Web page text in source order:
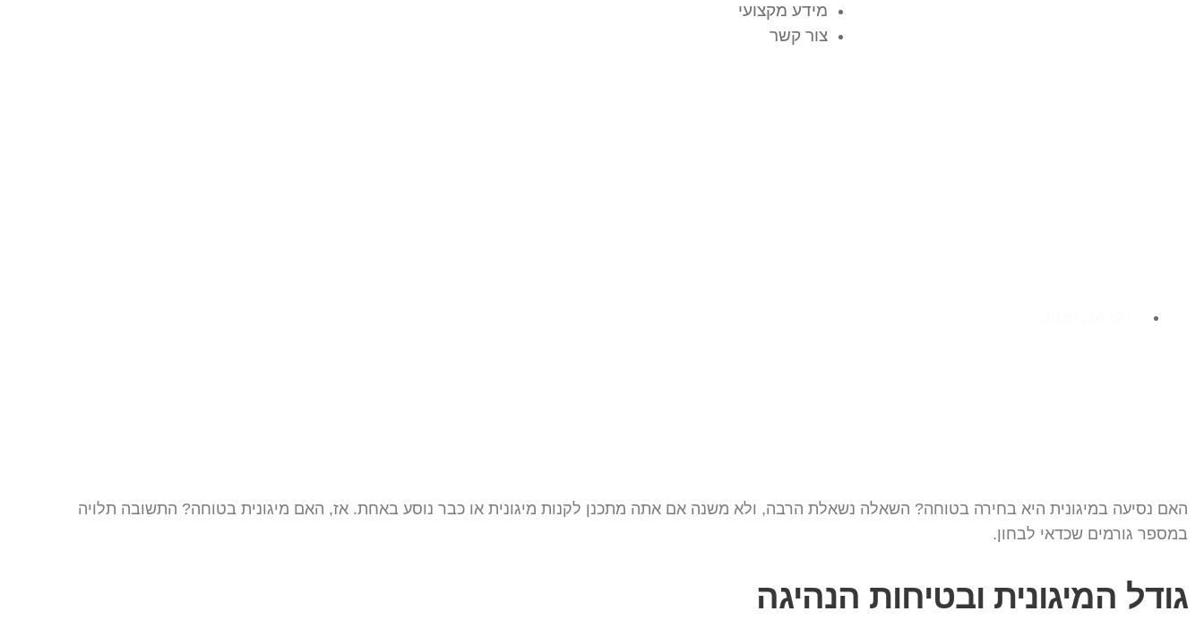
מידע מקצועי
צור קשר
האם נסיעה במיגונית היא בחירה בטוחה? השאלה נשאלת הרבה, ולא משנה אם אתה מתכנן לקנות מיגונית או כבר נוסע באחת. אז, האם מיגונית בטוחה? התשובה תלויה
במספר גורמים שכדאי לבחון.
גודל המיגונית ובטיחות הנהיגה